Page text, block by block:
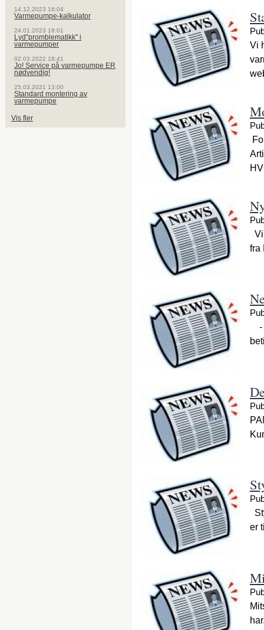
14.12.2023 16:04
Varmepumpe-kalkulator
24.01.2023 18:01
Lyd"promblematikk" i
varmepumper
02.03.2022 18:41
Jo! Service på varmepumpe ER
nødvendig!
25.03.2021 13:00
Standard montering av
varmepumpe
Vis fler
Vi
fra
-
er